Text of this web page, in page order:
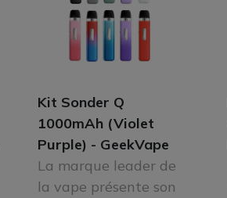
Kit Sonder Q
1000mAh (Violet
Purple) - GeekVape
La marque leader de
la vape présente son